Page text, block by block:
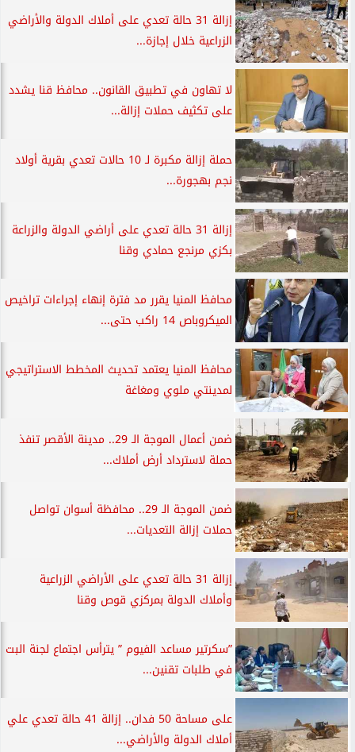
إزالة 31 حالة تعدي على أملاك الدولة والأراضي
الزراعية خلال إجازة...
لا تهاون في تطبيق القانون.. محافظ قنا يشدد
على تكثيف حملات إزالة...
حملة إزالة مكبرة لـ 10 حالات تعدي بقرية أولاد
نجم بهجورة...
إزالة 31 حالة تعدي على أراضي الدولة والزراعة
بكزي مرنجع حمادي وقنا
محافظ المنيا يقرر مد فترة إنهاء إجراءات تراخيص
الميكروباص 14 راكب حتى...
محافظ المنيا يعتمد تحديث المخطط الاستراتيجي
لمدينتي ملوي ومغاغة
ضمن أعمال الموجة الـ 29.. مدينة الأقصر تنفذ
حملة لاسترداد أرض أملاك...
ضمن الموجة الـ 29.. محافظة أسوان تواصل
حملات إزالة التعديات...
إزالة 31 حالة تعدي على الأراضي الزراعية
وأملاك الدولة بمركزي قوص وقنا
”سكرتير مساعد الفيوم ” يترأس اجتماع لجنة البت
في طلبات تقنين...
على مساحة 50 فدان.. إزالة 41 حالة تعدي علي
أملاك الدولة والأراضي...